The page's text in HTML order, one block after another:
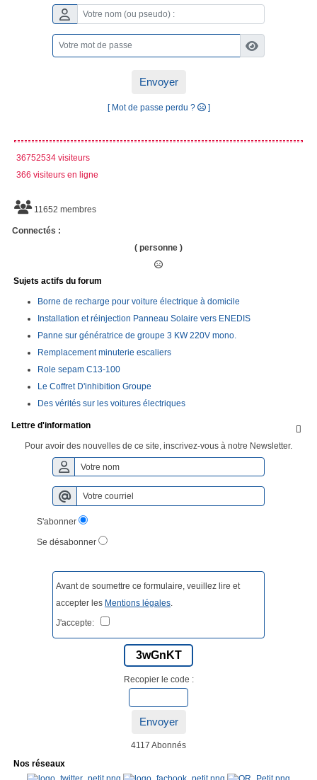
Envoyer
[ Mot de passe perdu ? ]
36752534 visiteurs
366 visiteurs en ligne
11652 membres
Connectés :
( personne )
Sujets actifs du forum
Borne de recharge pour voiture électrique à domicile
Installation et réinjection Panneau Solaire vers ENEDIS
Panne sur génératrice de groupe 3 KW 220V mono.
Remplacement minuterie escaliers
Role sepam C13-100
Le Coffret D'inhibition Groupe
Des vérités sur les voitures électriques

Lettre d'information
Pour avoir des nouvelles de ce site, inscrivez-vous à notre Newsletter.
S'abonner
Se désabonner
Avant de soumettre ce formulaire, veuillez lire et
accepter les Mentions légales.
J'accepte:
3wGnKT
Recopier le code :
Envoyer
4117 Abonnés
Nos réseaux